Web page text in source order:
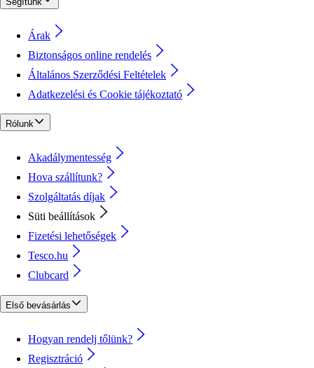
Árak
Biztonságos online rendelés
Általános Szerződési Feltételek
Adatkezelési és Cookie tájékoztató
Rólunk
Akadálymentesség
Hova szállítunk?
Szolgáltatás díjak
Süti beállítások
Fizetési lehetőségek
Tesco.hu
Clubcard
Első bevásárlás
Hogyan rendelj tőlünk?
Regisztráció